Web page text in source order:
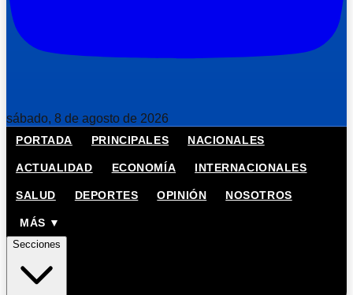
sábado, 8 de agosto de 2026
PORTADA PRINCIPALES NACIONALES
ACTUALIDAD ECONOMÍA INTERNACIONALES
SALUD DEPORTES OPINIÓN NOSOTROS
MÁS ▼
Secciones